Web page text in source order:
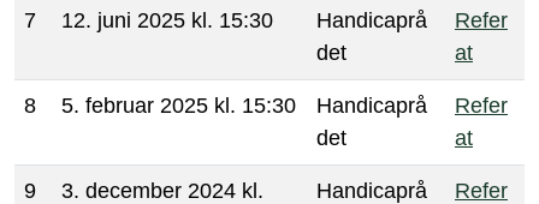
7 12. juni 2025 kl. 15:30
Handicaprå
det
Refer
at
8 5. februar 2025 kl. 15:30
Handicaprå
det
Refer
at
9
3. december 2024 kl.
Handicaprå
Refer